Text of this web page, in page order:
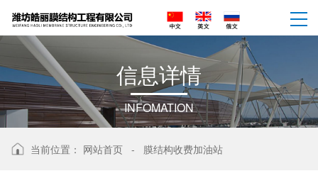
信息详情
INFOMATION
当前位置： 网站首页 - 膜结构收费加油站